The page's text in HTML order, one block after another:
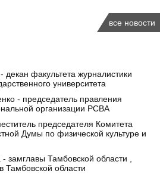
все новости
декан факультета журналистики
университета
- председатель правления
организации РСВА
председателя Комитета
Думы по физической культуре и
замглавы Тамбовской области ,
Тамбовской области